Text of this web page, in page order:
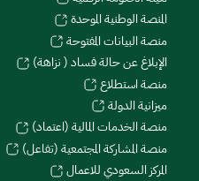
المنصة الوطنية الموحدة
منصة البيانات المفتوحة
الإبلاغ عن حالة فساد ( نزاهة)
منصة استطلاع
ميزانية الدولة
منصة الخدمات المالية (اعتماد)
منصة المشاركة المجتمعية (تفاعل)
المركز السعودي للاعمال